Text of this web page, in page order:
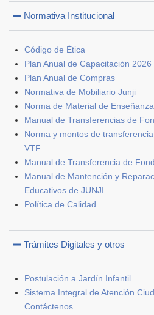
Normativa Institucional
Código de Ética
Plan Anual de Capacitación 2026
Plan Anual de Compras
Normativa de Mobiliario Junji
Norma de Material de Enseñanza
Manual de Transferencias de
Norma y montos de
VTF
Manual de Transferencia de
Manual de Mantención y
Educativos de JUNJI
Política de Calidad
Trámites Digitales y otros
Postulación a Jardín Infantil
Sistema Integral de Atención
Contáctenos